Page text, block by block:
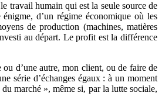
travail humain qui est la seule source de
d’un régime économique où les
de production (machines, matières
au départ. Le profit est la différence
ou d’une autre, mon client, ou de faire de
série d’échanges égaux : à un moment
marché », même si, par la lutte sociale,